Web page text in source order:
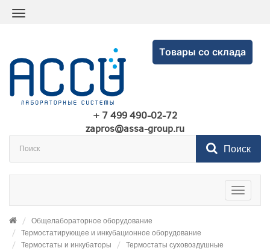
Товары со склада
+ 7 499 490-02-72
zapros@assa-group.ru
Поиск
Toggle
Общелабораторное оборудование
Термостатирующее и инкубационное оборудование
Термостаты и инкубаторы
Термостаты суховоздушные